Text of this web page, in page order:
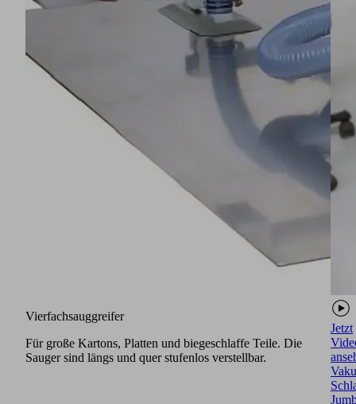
Vierfachsauggreifer
Für große Kartons, Platten und biegeschlaffe Teile. Die
Sauger sind längs und quer stufenlos verstellbar.
Jetzt